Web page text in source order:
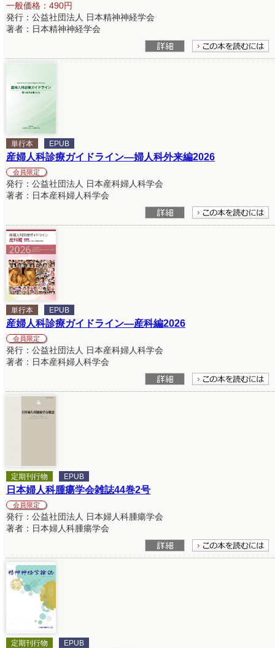
一般価格：490円
発行：公益社団法人 日本精神神経学会
著者：日本精神神経学会
単行本 EPUB
産婦人科診療ガイドライン―婦人科外来編2026
会員限定
発行：公益社団法人 日本産科婦人科学会
著者：日本産科婦人科学会
単行本 EPUB
産婦人科診療ガイドライン―産科編2026
会員限定
発行：公益社団法人 日本産科婦人科学会
著者：日本産科婦人科学会
定期刊行物 EPUB
日本婦人科腫瘍学会雑誌44巻2号
会員限定
発行：公益社団法人 日本婦人科腫瘍学会
著者：日本婦人科腫瘍学会
定期刊行物 EPUB